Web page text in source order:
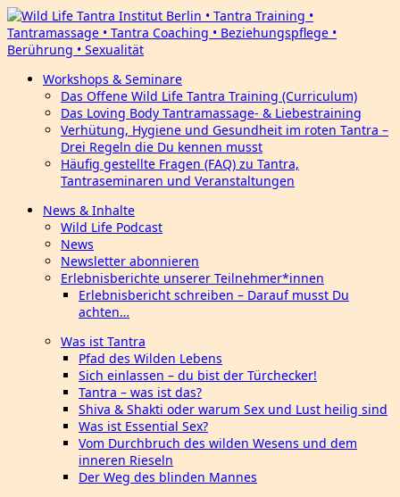
Workshops & Seminare
Das Offene Wild Life Tantra Training (Curriculum)
Das Loving Body Tantramassage- & Liebestraining
Verhütung, Hygiene und Gesundheit im roten Tantra –
Drei Regeln die Du kennen musst
Häufig gestellte Fragen (FAQ) zu Tantra,
Tantraseminaren und Veranstaltungen
News & Inhalte
Wild Life Podcast
News
Newsletter abonnieren
Erlebnisberichte unserer Teilnehmer*innen
Erlebnisbericht schreiben – Darauf musst Du
achten…
Was ist Tantra
Pfad des Wilden Lebens
Sich einlassen – du bist der Türchecker!
Tantra – was ist das?
Shiva & Shakti oder warum Sex und Lust heilig sind
Was ist Essential Sex?
Vom Durchbruch des wilden Wesens und dem
inneren Rieseln
Der Weg des blinden Mannes